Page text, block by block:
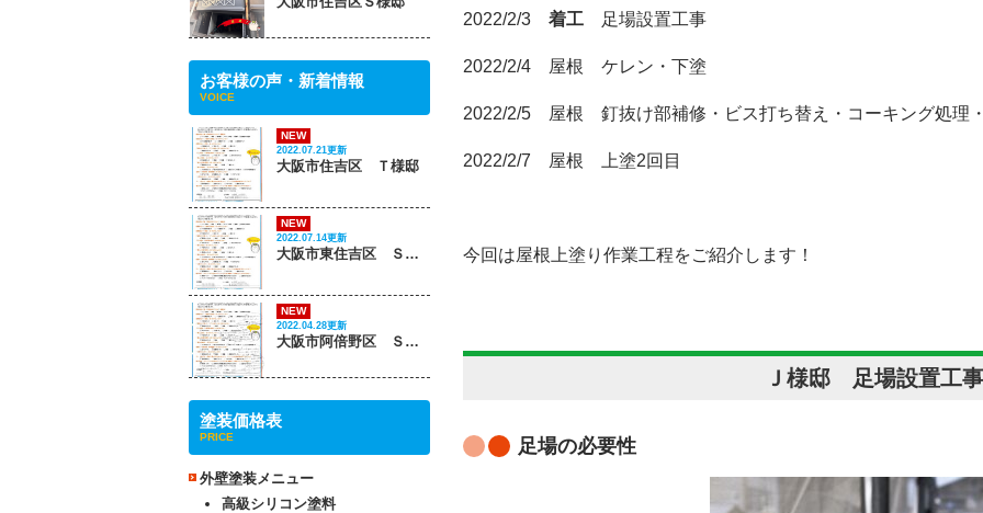
2022/2/3 着工 足場設置工事
2022/2/4 屋根 ケレン・下塗
2022/2/5 屋根 釘抜け部補修・ビス打ち替え・コーキング処理
2022/2/7 屋根 上塗2回目
今回は屋根上塗り作業工程をご紹介します！
Ｊ様邸 足場設置工事
足場の必要性
お客様の声・新着情報
VOICE
NEW
2022.07.21更新
大阪市住吉区 Ｔ様邸
NEW
2022.07.14更新
大阪市東住吉区 Ｓ様邸
NEW
2022.04.28更新
大阪市阿倍野区 Ｓ様邸
塗装価格表
PRICE
外壁塗装メニュー
高級シリコン塗料